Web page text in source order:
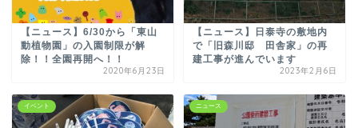
【ニュース】6/30から「東山
動植物園」の入園制限が解
除！！全園再開へ！！
2020年6月23日
【ニュース】日泰寺の敷地内
で「旧森川邸 田舎家」の再
建工事が進んでいます
2023年2月6日
イベント ニュース